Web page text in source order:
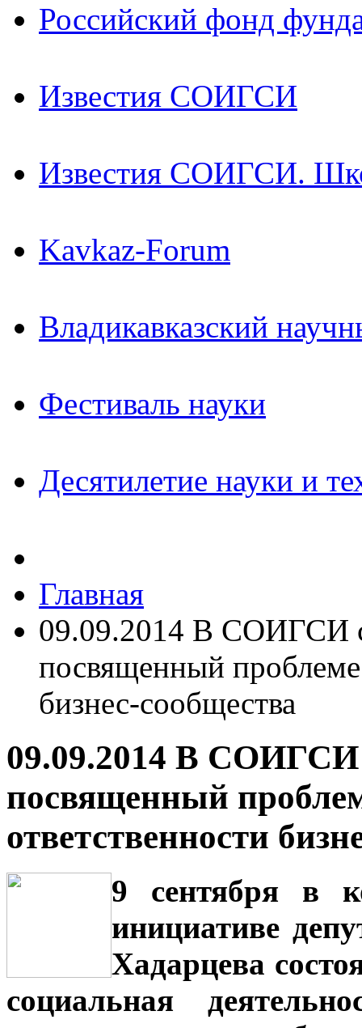
Российский фонд
Известия СОИГСИ
Известия СОИГСИ.
Kavkaz-Forum
Владикавказский
Фестиваль науки
Десятилетие науки и
Главная
09.09.2014 В СОИГСИ
посвященный проблеме
бизнес-сообщества
09.09.2014 В СОИГСИ
посвященный
ответственности
9 сентября в
инициативе
Хадарцева
социальная